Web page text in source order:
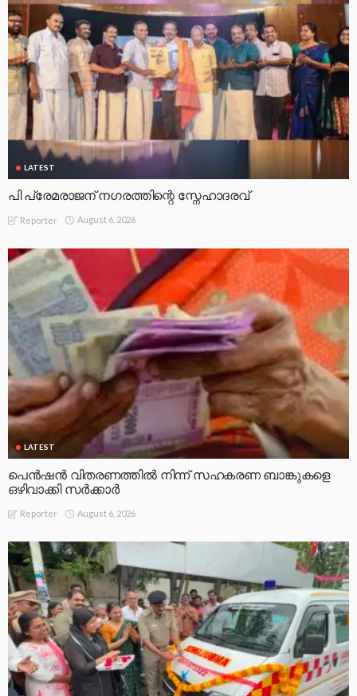
LATEST
പി പ്രേമരാജന് നഗരത്തിന്റെ സ്നേഹാദരവ്
Reporter August 6, 2026
LATEST
പെൻഷൻ വിതരണത്തിൽ നിന്ന് സഹകരണ ബാങ്കുകളെ
ഒഴിവാക്കി സർക്കാർ
Reporter August 6, 2026